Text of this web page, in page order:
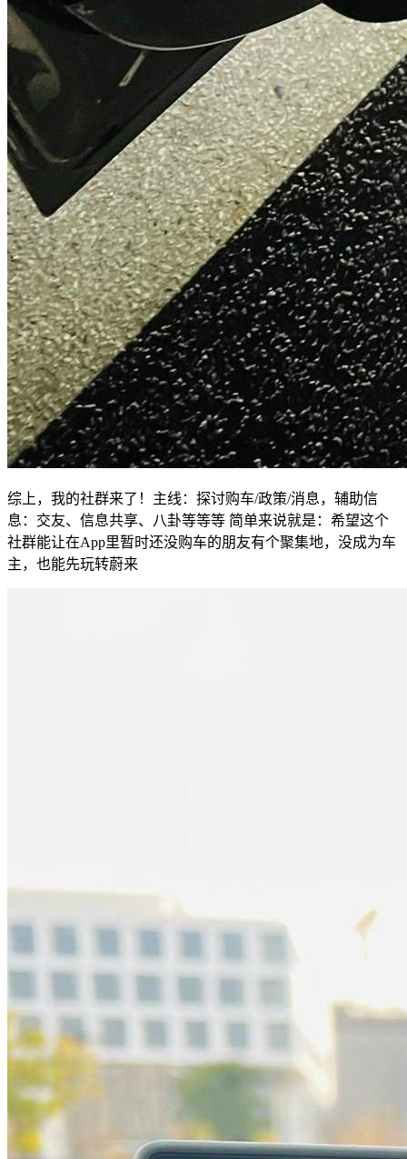
综上，我的社群来了！主线：探讨购车/政策/消息，辅助信
息：交友、信息共享、八卦等等等 简单来说就是：希望这个
社群能让在App里暂时还没购车的朋友有个聚集地，没成为车
主，也能先玩转蔚来